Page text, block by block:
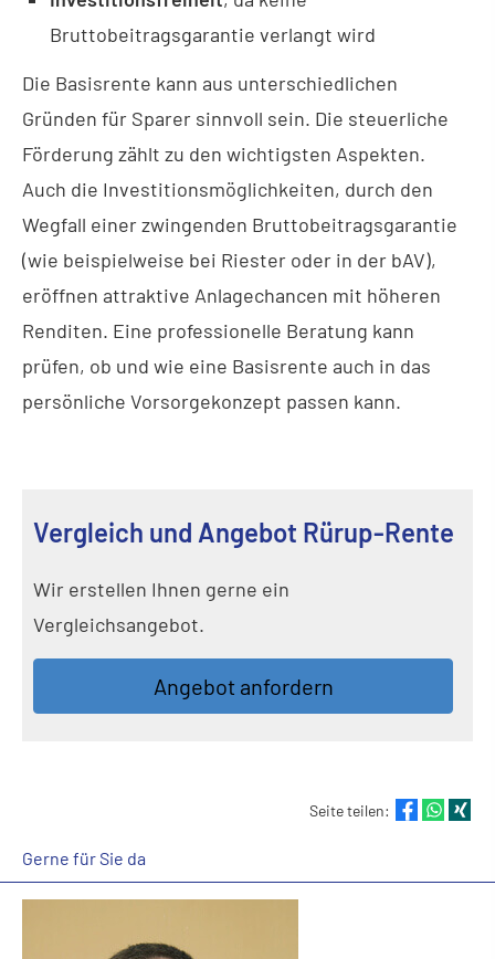
Bruttobeitragsgarantie verlangt wird
Die Basisrente kann aus unterschiedlichen
Gründen für Sparer sinnvoll sein. Die steuerliche
Förderung zählt zu den wichtigsten Aspekten.
Auch die Investitionsmöglichkeiten, durch den
Wegfall einer zwingenden Bruttobeitragsgarantie
(wie beispielweise bei Riester oder in der bAV),
eröffnen attraktive Anlagechancen mit höheren
Renditen. Eine professionelle Beratung kann
prüfen, ob und wie eine Basisrente auch in das
persönliche Vorsorgekonzept passen kann.
Vergleich und Angebot Rürup-Rente
Wir erstellen Ihnen gerne ein
Vergleichsangebot.
An­ge­bot an­for­dern
Seite teilen:
Gerne für Sie da